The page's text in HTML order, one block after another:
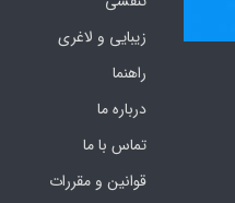
زیبایی و لاغری
راهنما
درباره ما
تماس با ما
قوانین و مقررات